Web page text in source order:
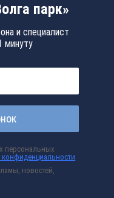
парк»
и специалист
минуту
персональных
новостей,